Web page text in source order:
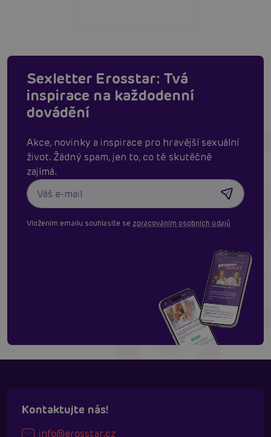
Sexletter Erosstar: Tvá
inspirace na každodenní
dovádění
Akce, novinky a inspirace pro hravější sexuální
život. Žádný spam, jen to, co tě skutěčně
zajímá.
Vložením emailu souhlasíte se zpracováním osobních údajů
Kontaktujte nás!
info@erosstar.cz